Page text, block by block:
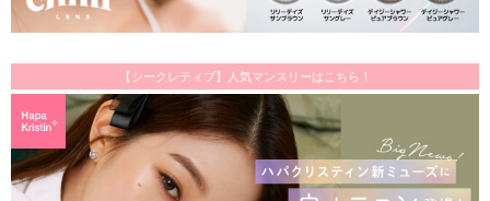
【シークレティブ】人気マンスリーはこちら！